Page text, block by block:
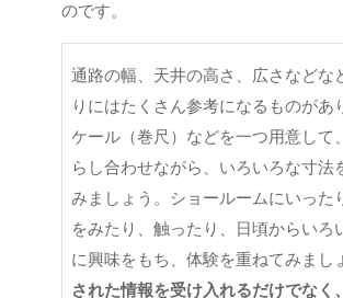
のです。
通路の幅、天井の高さ、広さなどな
りにはたくさん参考になるものがあ
ケール（巻尺）などを一つ用意して
らし合わせながら、いろいろな寸法
みましょう。ショールームにいった
をみたり、触ったり、日頃からいろ
に興味をもち、体験を重ねてみまし
された情報を受け入れるだけでなく